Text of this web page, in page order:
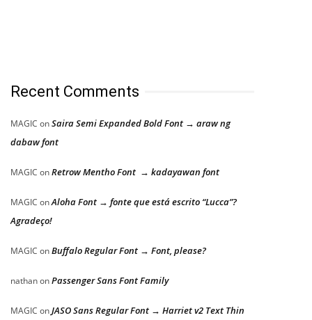
Recent Comments
MAGIC onSaira Semi Expanded Bold Font → araw ng
dabaw font
MAGIC onRetrow Mentho Font → kadayawan font
MAGIC onAloha Font → fonte que está escrito “Lucca”?
Agradeço!
MAGIC onBuffalo Regular Font → Font, please?
nathanonPassenger Sans Font Family
MAGIC onJASO Sans Regular Font → Harriet v2 Text Thin